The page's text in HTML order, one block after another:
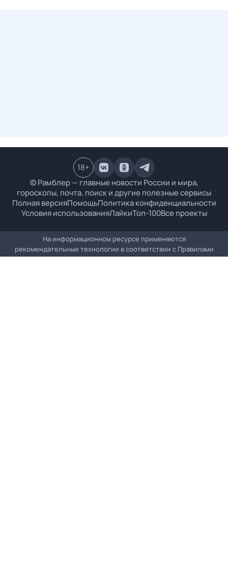
© Рамблер — главные новости России и мира,
гороскопы, почта, поиск и другие полезные сервисы
Полная версияПомощьПолитика конфиденциальности
Условия использованияЛайкиТоп-100Все проекты
18+
На информационном ресурсе применяются
рекомендательные технологии в соответствии с Правилами